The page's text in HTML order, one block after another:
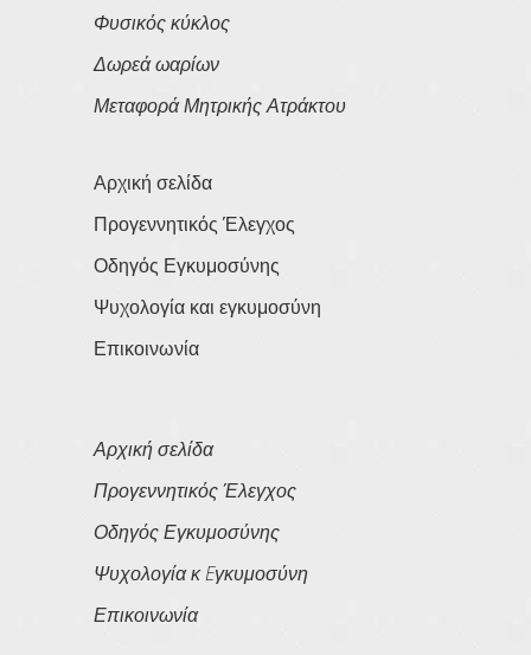
Φυσικός κύκλος
Δωρεά ωαρίων
Μεταφορά Μητρικής Ατράκτου
Αρχική σελίδα
Προγεννητικός Έλεγχος
Οδηγός Εγκυμοσύνης
Ψυχολογία και εγκυμοσύνη
Επικοινωνία
Αρχική σελίδα
Προγεννητικός Έλεγχος
Οδηγός Εγκυμοσύνης
Ψυχολογία κ Eγκυμοσύνη
Επικοινωνία